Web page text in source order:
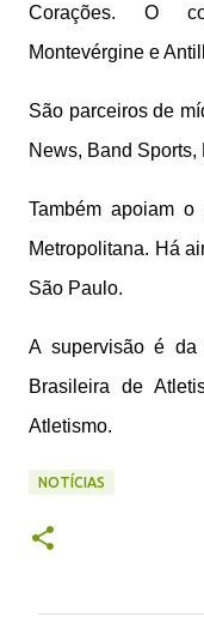
Corações. O
Montevérgine e
São parceiros de
News, Band
Também apoiam
Metropolitana. Há
São Paulo.
A supervisão é da
Brasileira de
Atletismo.
NOTÍCIAS